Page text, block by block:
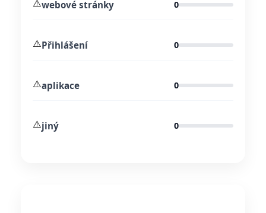
⚠️webové stránky 0
⚠️Přihlášení 0
⚠️aplikace 0
⚠️jiný 0